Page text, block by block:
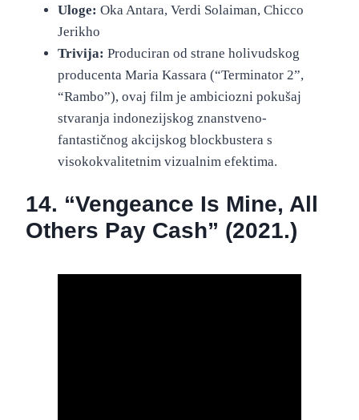
Uloge: Oka Antara, Verdi Solaiman, Chicco
Jerikho
Trivija: Produciran od strane holivudskog
producenta Maria Kassara (“Terminator 2”,
“Rambo”), ovaj film je ambiciozni pokušaj
stvaranja indonezijskog znanstveno-
fantastičnog akcijskog blockbustera s
visokokvalitetnim vizualnim efektima.
14. “Vengeance Is Mine, All
Others Pay Cash” (2021.)